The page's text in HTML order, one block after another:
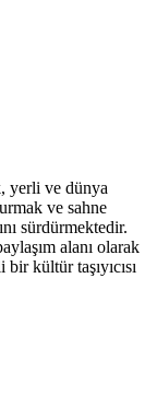
yerli ve dünya
ve sahne
sürdürmektedir.
alanı olarak
kültür taşıyıcısı